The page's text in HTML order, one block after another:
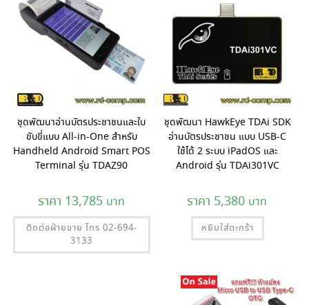
ชุดพัฒนาอ่านบัตรประชาชนและใบ
ขับขี่แบบ All-in-One สำหรับ
Handheld Android Smart POS
Terminal รุ่น TDAZ90
13,785
ติดต่อฝ่ายขาย โทร 02-694-
3133
ชุดพัฒนา HawkEye TDAi SDK
อ่านบัตรประชาชน แบบ USB-C
ใช้ได้ 2 ระบบ iPadOS และ
Android รุ่น TDAi301VC
5,380
หยิบใส่ตะกร้า